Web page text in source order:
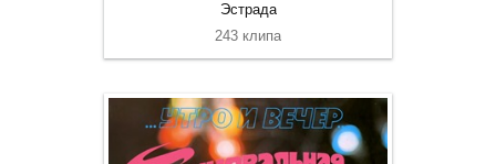
Эстрада
243 клипа